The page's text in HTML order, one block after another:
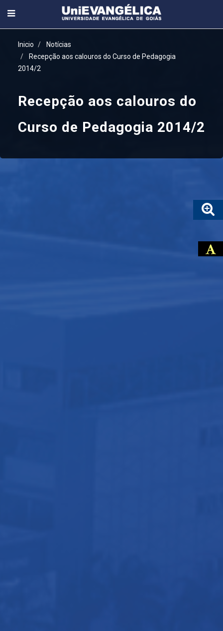
Inicio
Notícias
Recepção aos calouros do Curso de Pedagogia
2014/2
Recepção aos calouros do
Curso de Pedagogia 2014/2